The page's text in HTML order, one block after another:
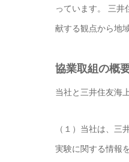
っています。 三井
献する観点から地
協業取組の概
当社と三井住友海
（１）当社は、
実験に関する情報